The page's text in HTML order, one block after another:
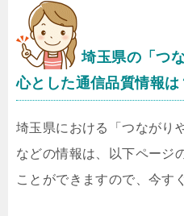
埼玉県の「つ
心とした通信品質情報は
埼玉県における「つながり
などの情報は、以下ページ
ことができますので、今す